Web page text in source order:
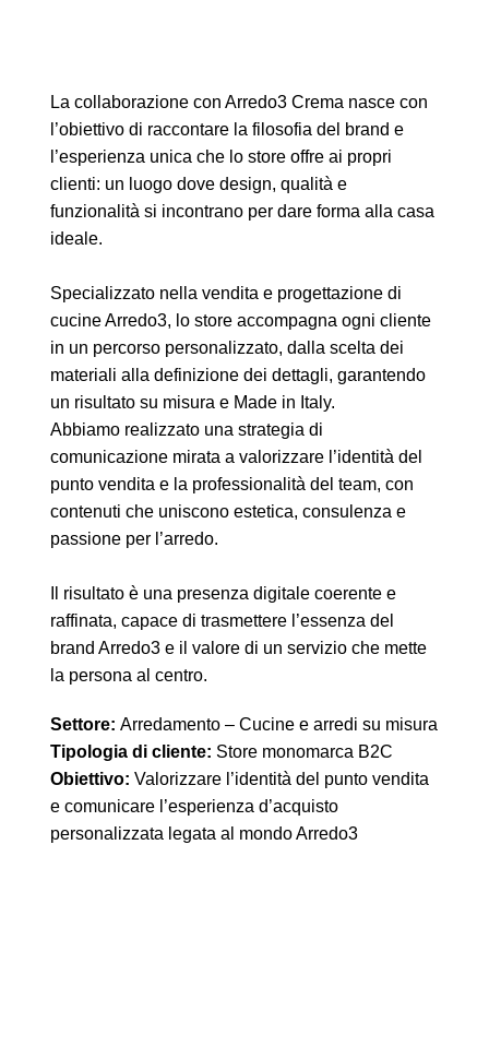
La collaborazione con Arredo3 Crema nasce con
l’obiettivo di raccontare la filosofia del brand e
l’esperienza unica che lo store offre ai propri
clienti: un luogo dove design, qualità e
funzionalità si incontrano per dare forma alla casa
ideale.
Specializzato nella vendita e progettazione di
cucine Arredo3, lo store accompagna ogni cliente
in un percorso personalizzato, dalla scelta dei
materiali alla definizione dei dettagli, garantendo
un risultato su misura e Made in Italy.
Abbiamo realizzato una strategia di
comunicazione mirata a valorizzare l’identità del
punto vendita e la professionalità del team, con
contenuti che uniscono estetica, consulenza e
passione per l’arredo.
Il risultato è una presenza digitale coerente e
raffinata, capace di trasmettere l’essenza del
brand Arredo3 e il valore di un servizio che mette
la persona al centro.
Settore: Arredamento – Cucine e arredi su misura
Tipologia di cliente: Store monomarca B2C
Obiettivo: Valorizzare l’identità del punto vendita
e comunicare l’esperienza d’acquisto
personalizzata legata al mondo Arredo3